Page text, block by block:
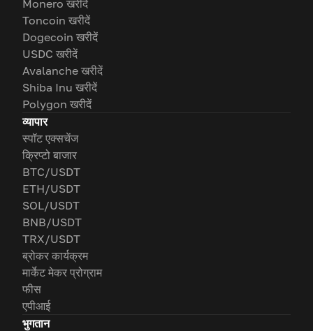
Monero खरीदें
Toncoin खरीदें
Dogecoin खरीदें
USDC खरीदें
Avalanche खरीदें
Shiba Inu खरीदें
Polygon खरीदें
व्यापार
स्पॉट एक्सचेंज
क्रिप्टो बाजार
BTC/USDT
ETH/USDT
SOL/USDT
BNB/USDT
TRX/USDT
ब्रोकर कार्यक्रम
मार्केट मेकर प्रोग्राम
फीस
एपीआई
भुगतान